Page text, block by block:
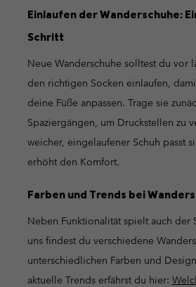
Einlaufen der Wanderschuhe:
Schritt
Neue Wanderschuhe solltest du vor
den richtigen Socken einlaufen,
deine Füße anpassen. Trage sie
Spaziergängen, um Druckstellen zu
weicher, eingelaufener Schuh passt
erhöht den Komfort.
Farben und Trends bei
Neben Funktionalität spielt auch der
uns findest du verschiedene
unterschiedlichen Farben und
aktuelle Trends erfährst du hier: